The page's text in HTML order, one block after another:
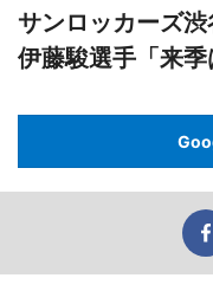
サンロッカーズ
伊藤駿選手「来季